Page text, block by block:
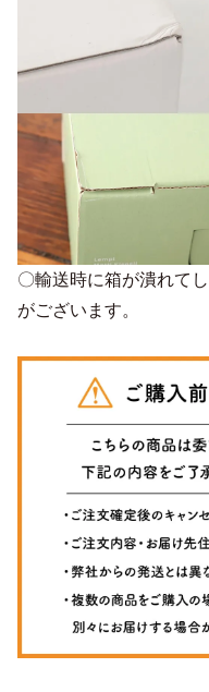
〇輸送時に箱が潰れて
がございます。